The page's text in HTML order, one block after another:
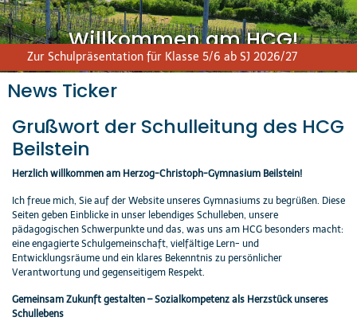
Willkommen am HCG!
Zur Schulpräsentation für Klasse 5/6 ab SJ 2026/27
News Ticker
Grußwort der Schulleitung des HCG
Beilstein
Herzlich willkommen am Herzog-Christoph-Gymnasium Beilstein!
Ich freue mich, Sie auf der Website unseres Gymnasiums zu begrüßen. Diese
Seiten geben Einblicke in unser lebendiges Schulleben, unsere
pädagogischen Schwerpunkte und das, was uns am HCG besonders macht:
eine engagierte Schulgemeinschaft, vielfältige Lern- und
Entwicklungsräume und ein klares Bekenntnis zu persönlicher
Verantwortung und gegenseitigem Respekt.
Gemeinsam Zukunft gestalten – Sozialkompetenz als Herzstück unseres
Schullebens